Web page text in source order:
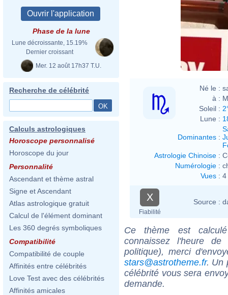
Phase de la lune
Lune décroissante, 15.19%
Dernier croissant
Mer. 12 août 17h37 T.U.
Recherche de célébrité
Calculs astrologiques
Horoscope personnalisé
Horoscope du jour
Personnalité
Ascendant et thème astral
Signe et Ascendant
Atlas astrologique gratuit
Calcul de l'élément dominant
Les 360 degrés symboliques
Compatibilité
Compatibilité de couple
Affinités entre célébrités
Love Test avec des célébrités
Affinités amicales
Né le :
à :
Soleil :
Lune :
Dominantes :
Astrologie Chinoise :
Numérologie :
Vues : 4
X
Fiabilité
Source :
Ce thème est
connaissez l'heure
politique), merci
stars@astrotheme.fr. Un
célébrité vous sera
demande.